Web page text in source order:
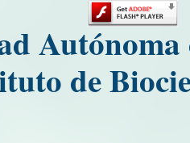
Autónoma
de